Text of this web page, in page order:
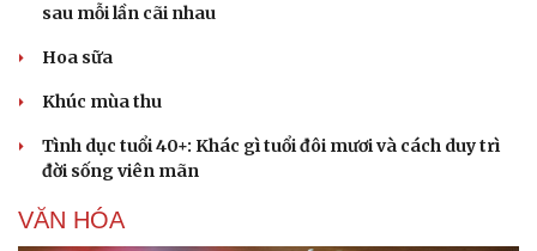
Săn Tour
Kể chuyện cho bé
sau mỗi lần cãi nhau
Hoa sữa
Khúc mùa thu
Tình dục tuổi 40+: Khác gì tuổi đôi mươi và cách duy trì
đời sống viên mãn
VĂN HÓA